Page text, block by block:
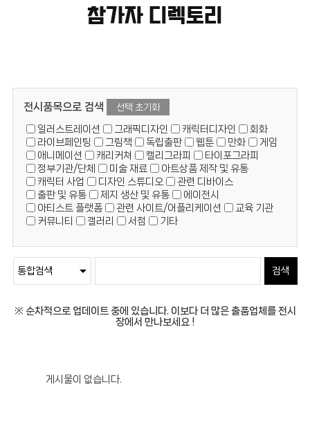
참가자 디렉토리
전시품목으로 검색 선택 초기화
일러스트레이션 그래픽디자인 캐릭터디자인
회화
라이브페인팅
그림책 독립출판 웹툰 만화
게임
애니메이션
캐리커쳐 캘리그라피
타이포그라피
정부기관/단체
미술 재료
아트상품 제작 및 유통
캐릭터 사업
디자인 스튜디오
관련 디바이스
출판 및 유통
제지 생산 및 유통
에이전시
아티스트 플랫폼
관련 사이트/어플리케이션
교육 기관
커뮤니티
갤러리 서점 기타
※ 순차적으로 업데이트 중에 있습니다. 이보다 더 많은 출품업체를 전시
장에서 만나보세요 !
게시물이 없습니다.